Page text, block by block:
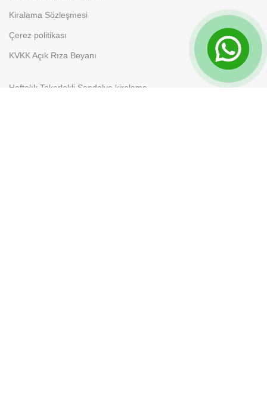
Kiralama Sözleşmesi
Çerez politikası
KVKK Açık Rıza Beyanı
Haftalık Tekerlekli Sandalye kiralama